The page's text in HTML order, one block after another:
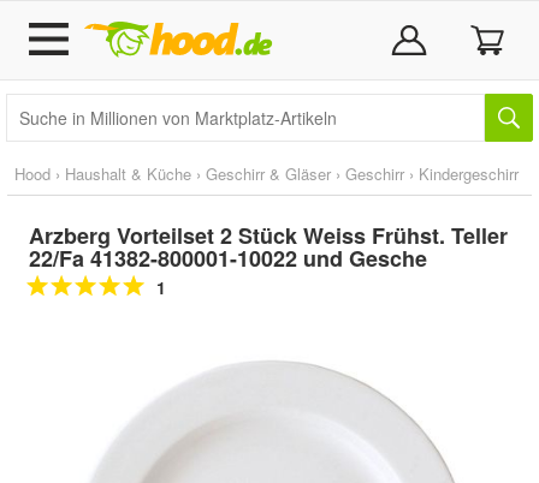
Hood › Haushalt & Küche › Geschirr & Gläser › Geschirr › Kindergeschirr
Arzberg Vorteilset 2 Stück Weiss Frühst. Teller
22/Fa 41382-800001-10022 und Gesche
1